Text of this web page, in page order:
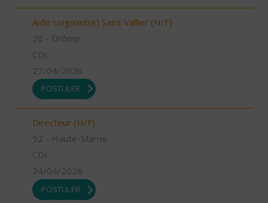
Aide soignant(e) Saint Vallier (H/F)
26 - Drôme
CDI
27/04/2026
POSTULER
Directeur (H/F)
52 - Haute-Marne
CDI
24/04/2026
POSTULER